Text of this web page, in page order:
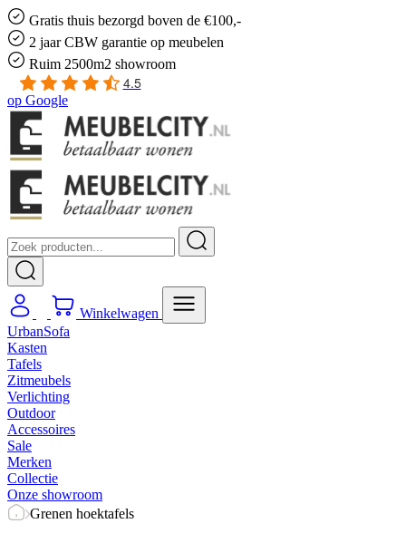
Gratis thuis bezorgd boven de €100,-
2 jaar CBW garantie op meubelen
Ruim 2500m2 showroom
4.5
op Google
Winkelwagen
UrbanSofa
Kasten
Tafels
Zitmeubels
Verlichting
Outdoor
Accessoires
Sale
Merken
Collectie
Onze showroom
Grenen hoektafels